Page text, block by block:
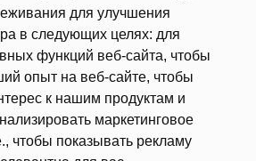
для улучшения
в следующих целях: для
функций веб-сайта, чтобы
опыт на веб-сайте, чтобы
к нашим продуктам и
маркетинговое
, чтобы показывать рекламу